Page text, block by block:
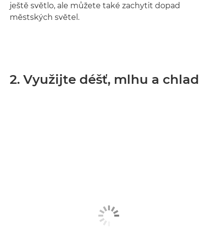
ještě světlo, ale můžete také zachytit dopad
městských světel.
2. Využijte déšť, mlhu a chlad